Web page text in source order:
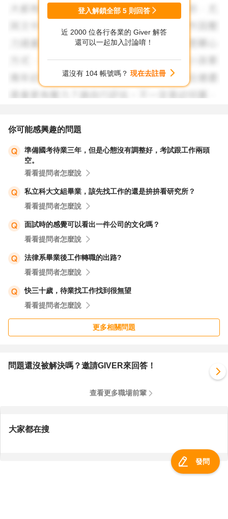
災、事變或其他不可抗力因素導致事業無法繼續,在陳報主
事業單位改組或轉讓時.
資遣員工時,應於員工離職之10日前,將被資遣員工之姓名、
性別、年齡、住址、電話、擔任工作、資遣事由及需否就業
被資遣員工離職之日起3日內為之.」,若逾期通報恐遭裁處
這是很大的一個區塊喔,
再來是無薪假,
息」,是企業因突發性的營運因素而暫時降低人事成本的彈
性作法,雇主可和勞工協議後,透過暫時性減少工時、工資來
渡過難關,但是實際上實施時應「勞資雙方合意」,而且目前
主管機關的要求是「三個月為限」.
2008 年 12 月 12 日由勞委會發布無薪假最新解釋：這份聲
明中有二個重點：
假」.若需減少工時並減少工資必須經由勞資協商,如勞資雙
方達成無薪休假的協議,原約定按月計酬的全時勞工,每月給
付之工資仍不得低於基本工資（新台幣 17,280 元）.
二、雇主每星期至少要給員工一天的有薪休假.意指雇主若
六條的規定,至少需給付一天的薪水.
這也是很大一個區塊喔,
雇主不可以隨意解僱勞工(雇主不可以隨意解除勞動契約),
要求資遣費(雇主也就沒有給的必要) ,另外依法 ,如果勞工自
願離職 ,必須依照預告期的規定提前預告雇主 ,不是想走就可
登入解鎖全部 5 則回答
近 2000 位各行各業的 Giver 解答
還可以一起加入討論唷！
還沒有 104 帳號嗎？ 現在去註冊
你可能感興趣的問題
準備國考待業三年，但是心態沒有調整好，考試跟工作兩頭
空。
看看提問者怎麼說
私立科大文組畢業，該先找工作的還是拚拚看研究所？
看看提問者怎麼說
面試時的感覺可以看出一件公司的文化嗎？
看看提問者怎麼說
法律系畢業後工作轉職的出路?
看看提問者怎麼說
快三十歲，待業找工作找到很無望
看看提問者怎麼說
更多相關問題
問題還沒被解決嗎？邀請GIVER來回答！
查看更多職場前輩
大家都在搜
發問